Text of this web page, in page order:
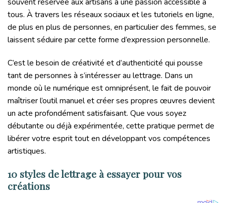
tous. À travers les réseaux sociaux et les tutoriels en ligne,
de plus en plus de personnes, en particulier des femmes, se
laissent séduire par cette forme d’expression personnelle.
C’est le besoin de créativité et d’authenticité qui pousse
tant de personnes à s’intéresser au lettrage. Dans un
monde où le numérique est omniprésent, le fait de pouvoir
maîtriser l’outil manuel et créer ses propres œuvres devient
un acte profondément satisfaisant. Que vous soyez
débutante ou déjà expérimentée, cette pratique permet de
libérer votre esprit tout en développant vos compétences
artistiques.
10 styles de lettrage à essayer pour vos
créations